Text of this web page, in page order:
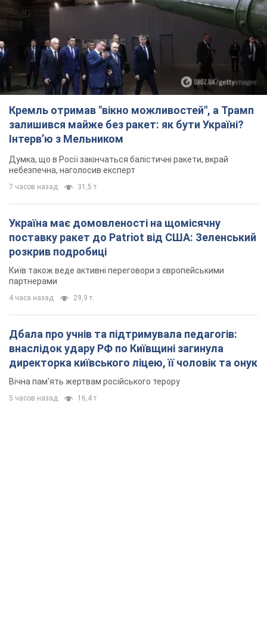
Кремль отримав "вікно можливостей", а Трамп
залишився майже без ракет: як бути Україні?
Інтерв’ю з Мельником
Думка, що в Росії закінчаться балістичні ракети, вкрай
небезпечна, наголосив експерт
7 часов назад 31,5 т.
Україна має домовленості на щомісячну
поставку ракет до Patriot від США: Зеленський
розкрив подробиці
Київ також веде активні переговори з європейськими
партнерами
4 часа назад 29,9 т.
Дбала про учнів та підтримувала педагогів:
внаслідок удару РФ по Київщині загинула
директорка київського ліцею, її чоловік та онук
Вічна пам'ять жертвам російського терору
5 часов назад 16,4 т.